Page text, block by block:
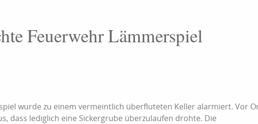
Feuerwehr Lämmerspiel
wurde zu einem vermeintlich überfluteten Keller alarmiert. Vor
dass lediglich eine Sickergrube überzulaufen drohte. Die